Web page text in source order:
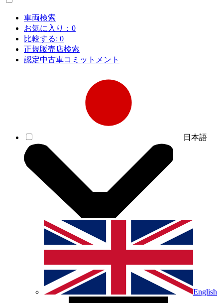
車両検索
お気に入り： 0
比較する: 0
正規販売店検索
認定中古車コミットメント
日本語
English